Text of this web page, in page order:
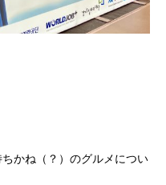
かね（？）のグルメについ